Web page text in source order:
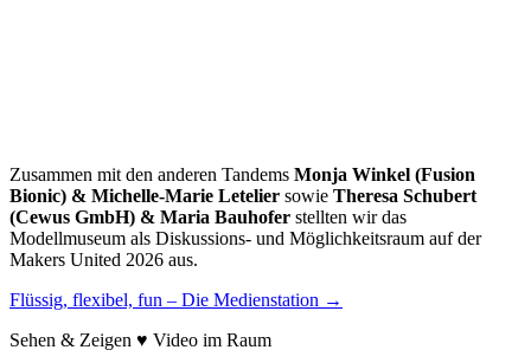
Zusammen mit den anderen Tandems Monja Winkel (Fusion
Bionic) & Michelle-Marie Letelier sowie Theresa Schubert
(Cewus GmbH) & Maria Bauhofer stellten wir das
Modellmuseum als Diskussions- und Möglichkeitsraum auf der
Makers United 2026 aus.
Post
navigation
Flüssig, flexibel, fun – Die Medienstation →
Sehen & Zeigen ♥ Video im Raum